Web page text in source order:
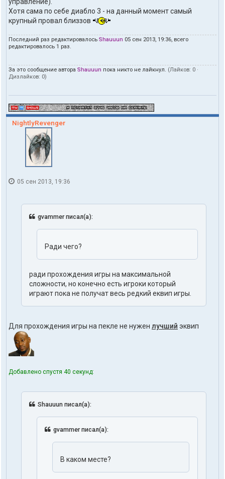
Хотя сама по себе диабло 3 - на данный момент самый
крупный провал близзов
Последний раз редактировалось Shauuun 05 сен 2013, 19:36, всего
редактировалось 1 раз.
За это сообщение автора Shauuun пока никто не лайкнул. (Лайков: 0 ·
Дизлайков: 0)
NightlyRevenger
05 сен 2013, 19:36
gvammer писал(а):
Ради чего?
ради прохождения игры на максимальной
сложности, но конечно есть игроки который
играют пока не получат весь редкий еквип игры.
Для прохождения игры на пекле не нужен лучший эквип
Добавлено спустя 40 секунд:
Shauuun писал(а):
gvammer писал(а):
В каком месте?